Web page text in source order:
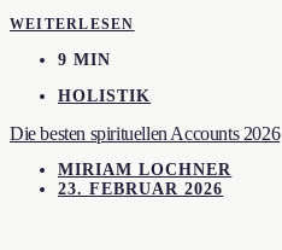
WEITERLESEN
9 MIN
HOLISTIK
Die besten spirituellen Accounts 2026
MIRIAM LOCHNER
23. FEBRUAR 2026